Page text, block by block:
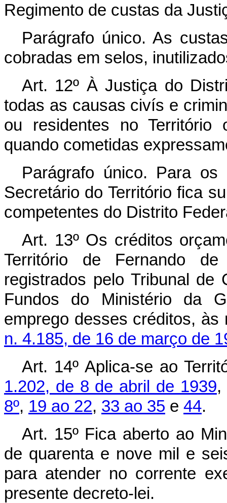
Regimento de custas da
Parágrafo único. As
cobradas em selos,
Art. 12º À Justiça do
todas as causas civís e
ou residentes no
quando cometidas
Parágrafo único. Para
Secretário do Território fica
competentes do Distrito
Art. 13º Os créditos
Território de Fernando de
registrados pelo Tribunal
Fundos do Ministério da
emprego desses créditos,
n. 4.185, de 16 de março de
Art. 14º Aplica-se ao
1.202, de 8 de abril de 1939,
8º, 19 ao 22, 33 ao 35 e 44.
Art. 15º Fica aberto ao
de quarenta e nove mil e
para atender no corrente
presente decreto-lei.